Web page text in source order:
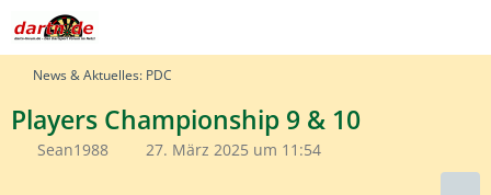
News & Aktuelles: PDC
Players Championship 9 & 10
Sean1988 27. März 2025 um 11:54